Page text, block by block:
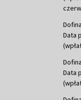
Data
Data